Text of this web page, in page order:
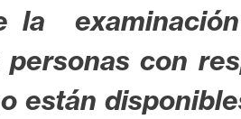
la
con
están